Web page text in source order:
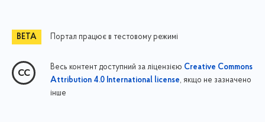
Портал працює в тестовому режимі
Весь контент доступний за ліцензією Creative Commons
Attribution 4.0 International license, якщо не зазначено
інше